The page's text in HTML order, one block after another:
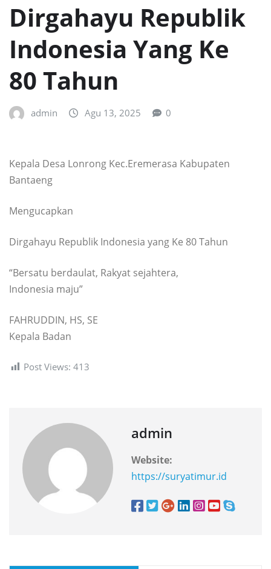
Dirgahayu Republik
Indonesia Yang Ke
80 Tahun
admin Agu 13, 2025 0
Kepala Desa Lonrong Kec.Eremerasa Kabupaten
Bantaeng
Mengucapkan
Dirgahayu Republik Indonesia yang Ke 80 Tahun
“Bersatu berdaulat, Rakyat sejahtera,
Indonesia maju”
FAHRUDDIN, HS, SE
Kepala Badan
Post Views: 413
admin
Website:
https://suryatimur.id